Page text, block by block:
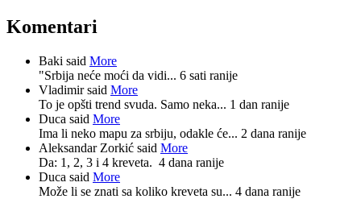
Komentari
Baki said More
"Srbija neće moći da vidi... 6 sati ranije
Vladimir said More
To je opšti trend svuda. Samo neka... 1 dan ranije
Duca said More
Ima li neko mapu za srbiju, odakle će... 2 dana ranije
Aleksandar Zorkić said More
Da: 1, 2, 3 i 4 kreveta. 4 dana ranije
Duca said More
Može li se znati sa koliko kreveta su... 4 dana ranije